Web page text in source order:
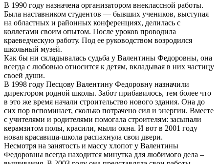
В 1990 году назначена организатором внеклассной работы.
Была наставником студентов — бывших учеников, выступая
на областных и районных конференциях, делилась с
коллегами своим опытом. После уроков проводила
краеведческую работу. Под ее руководством возродился
школьный музей.
Как бы ни складывалась судьба у Валентины Федоровны, она
всегда с любовью относится к детям, вкладывая в них частицу
своей души.
В 1998 году Песцову Валентину Федоровну назначили
директором родной школы. Забот прибавилось, тем более что
в это же время начали строительство нового здания. Она до
сих пор вспоминает, сколько потрачено сил и энергии. Вместе
с учителями и родителями помогала строителям: засыпали
керамзитом полы, красили, мыли окна. И вот в 2001 году
новая красавица-школа распахнула свои двери.
Несмотря на занятость и массу хлопот у Валентины
Федоровны всегда находится минутка для любимого дела –